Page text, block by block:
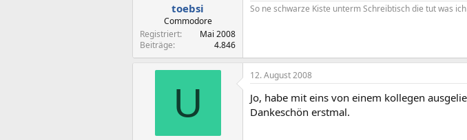
toebsi
Commodore
Registriert
Mai 2008
Beiträge
4.846
So ne schwarze Kiste unterm Schreibtisch die tut was
U
12. August 2008
Jo, habe mit eins von einem kollegen
Dankeschön erstmal.